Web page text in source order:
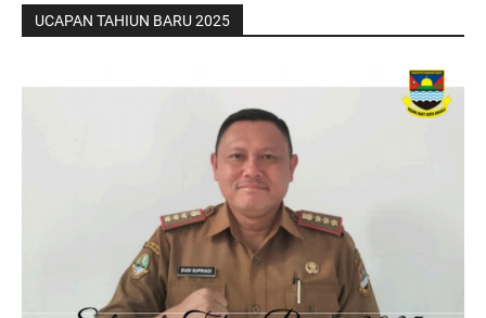
UCAPAN TAHIUN BARU 2025